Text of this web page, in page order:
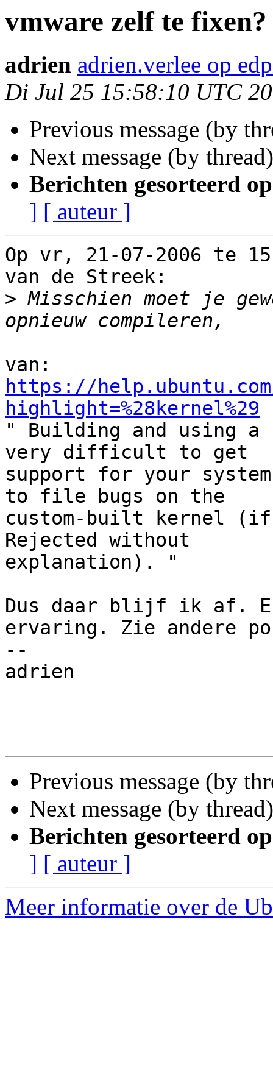
vmware zelf te fixen?
adrien adrien.verlee op
Di Jul 25 15:58:10 UTC
Previous message (by
Next message (by
Berichten gesorteerd
] [ auteur ]
Op vr, 21-07-2006 te
van de Streek:
> Misschien moet je
https://
highlight=%28kernel%29
" Building and using
very difficult to get
support for your
to file bugs on the
custom-built kernel
Rejected without
explanation). "
Dus daar blijf ik af.
ervaring. Zie andere
--
adrien
Previous message (by
Next message (by
Berichten gesorteerd
] [ auteur ]
Meer informatie over de